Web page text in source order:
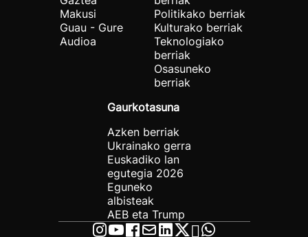
Makusi
Guau - Gure
Audioa
Politikako berriak
Kulturako berriak
Teknologiako
berriak
Osasuneko
berriak
Gaurkotasuna
Azken berriak
Ukrainako gerra
Euskadiko lan
egutegia 2026
Eguneko
albisteak
AEB eta Trump